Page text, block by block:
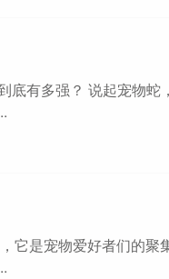
底有多强？ 说起宠物蛇
它是宠物爱好者们的聚集